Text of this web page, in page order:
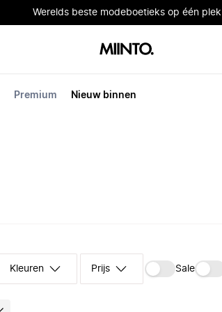
Werelds beste modeboetieks op één plek
Premium Nieuw binnen
Kleuren Prijs Sale